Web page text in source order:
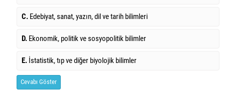
C. Edebiyat, sanat, yazın, dil ve tarih bilimleri
D. Ekonomik, politik ve sosyopolitik bilimler
E. İstatistik, tıp ve diğer biyolojik bilimler
Cevabı Göster